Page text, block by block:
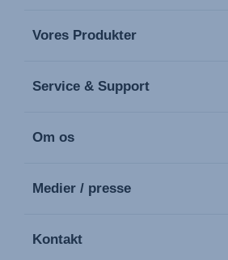
Vores Produkter
Service & Support
Om os
Medier / presse
Kontakt